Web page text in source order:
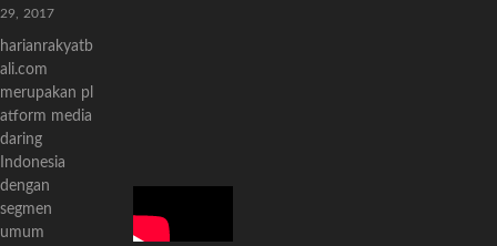
29, 2017
harianrakyatb
ali.com
merupakan pl
atform media
daring
Indonesia
dengan
segmen
umum